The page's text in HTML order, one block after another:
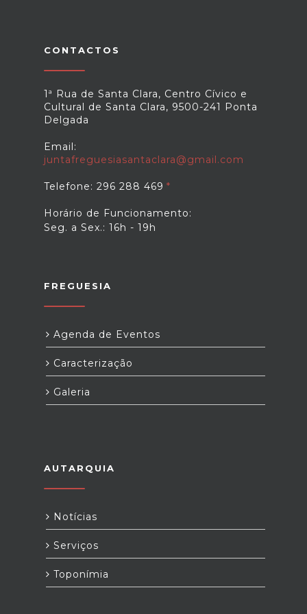
se-ao-porta-65-jovem
CONTACTOS
1ª Rua de Santa Clara, Centro Cívico e
Cultural de Santa Clara, 9500-241 Ponta
Delgada
Email:
juntafreguesiasantaclara@gmail.com
Telefone: 296 288 469
Horário de Funcionamento:
Seg. a Sex.: 16h - 19h
FREGUESIA
Agenda de Eventos
Caracterização
Galeria
AUTARQUIA
Notícias
Serviços
Toponímia